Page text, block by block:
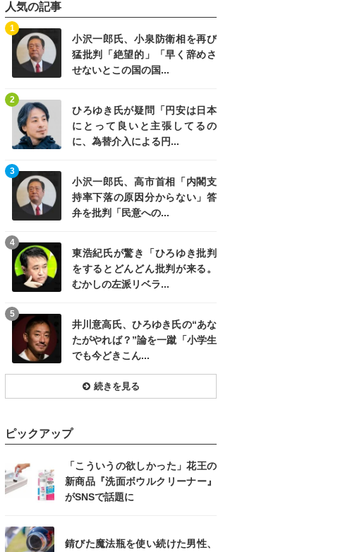
人気の記事
小沢一郎氏、小泉防衛相を再び
猛批判「絶望的」「早く辞めさ
せないとこの国の国...
1
ひろゆき氏が疑問「円安は日本
にとって良いと主張してるの
に、為替介入による円...
2
小沢一郎氏、高市首相「内閣支
持率下落の原因分からない」答
弁を批判「民意への...
3
東浩紀氏が驚き「ひろゆき批判
をするとどんどん批判が来る。
むかしの左派リベラ...
4
井川意高氏、ひろゆき氏の“あな
たがやれば？”論を一蹴「小学生
でも今どきこん...
5
続きを見る
ピックアップ
「こういうの欲しかった」花王の
新商品『洗面ボウルクリーナー』
がSNSで話題に
錆びた魔法瓶を使い続けた男性、